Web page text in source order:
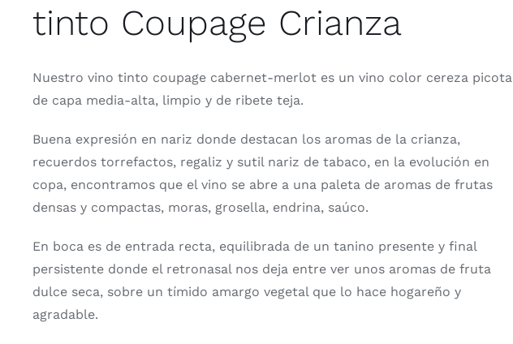
tinto Coupage Crianza
Nuestro vino tinto coupage cabernet-merlot es un vino color cereza picota
de capa media-alta, limpio y de ribete teja.
Buena expresión en nariz donde destacan los aromas de la crianza,
recuerdos torrefactos, regaliz y sutil nariz de tabaco, en la evolución en
copa, encontramos que el vino se abre a una paleta de aromas de frutas
densas y compactas, moras, grosella, endrina, saúco.
En boca es de entrada recta, equilibrada de un tanino presente y final
persistente donde el retronasal nos deja entre ver unos aromas de fruta
dulce seca, sobre un tímido amargo vegetal que lo hace hogareño y
agradable.